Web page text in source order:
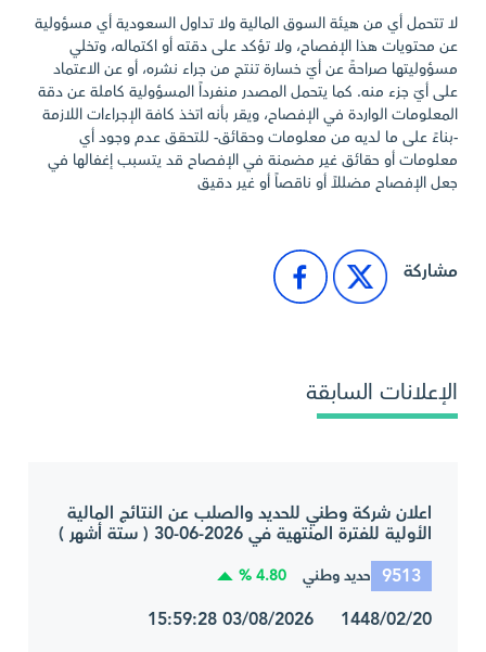
لا تتحمل أي من هيئة السوق المالية ولا تداول السعودية أي مسؤولية
عن محتويات هذا الإفصاح، ولا تؤكد على دقته أو اكتماله، وتخلي
مسؤوليتها صراحةً عن أيّ خسارة تنتج من جراء نشره، أو عن الاعتماد
على أيّ جزء منه. كما يتحمل المصدر منفرداً المسؤولية كاملة عن دقة
المعلومات الواردة في الإفصاح، ويقر بأنه اتخذ كافة الإجراءات اللازمة
-بناءً على ما لديه من معلومات وحقائق- للتحقق عدم وجود أي
معلومات أو حقائق غير مضمنة في الإفصاح قد يتسبب إغفالها في
جعل الإفصاح مضللاً أو ناقصاً أو غير دقيق
مشاركة
الإعلانات السابقة
اعلان شركة وطني للحديد والصلب عن النتائج المالية
الأولية للفترة المنتهية في 2026-06-30 ( ستة أشهر )
9513 حديد وطني 4.80 %
1448/02/20 03/08/2026 15:59:28